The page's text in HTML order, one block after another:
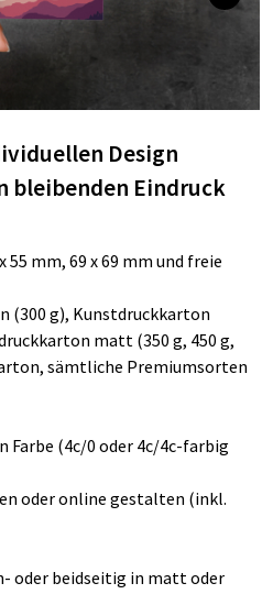
Design
bleibenden Eindruck
55 mm, 69 x 69 mm und freie
(300 g), Kunstdruckkarton
matt (350 g, 450 g,
sämtliche Premiumsorten
Farbe (4c/0 oder 4c/4c-farbig
oder online gestalten (inkl.
oder beidseitig in matt oder